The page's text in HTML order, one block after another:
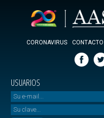
CORONAVIRUS CONTACTO
USUARIOS